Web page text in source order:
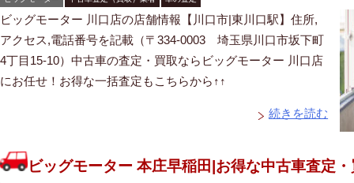
ビッグモーター 川口店の店舗情報【川口市|東川口駅】住所,
アクセス,電話番号を記載（〒334-0003 埼玉県川口市坂下町
4丁目15-10）中古車の査定・買取ならビッグモーター 川口店
にお任せ！お得な一括査定もこちらから↑↑
続きを読む
ビッグモーター 本庄早稲田|お得な中古車査定